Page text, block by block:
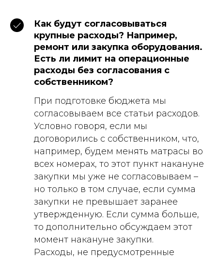
Как будут согласовываться
крупные расходы? Например,
ремонт или закупка оборудования.
Есть ли лимит на операционные
расходы без согласования с
собственником?
При подготовке бюджета мы
согласовываем все статьи расходов.
Условно говоря, если мы
договорились с собственником, что,
например, будем менять матрасы во
всех номерах, то этот пункт накануне
закупки мы уже не согласовываем –
но только в том случае, если сумма
закупки не превышает заранее
утвержденную. Если сумма больше,
то дополнительно обсуждаем этот
момент накануне закупки.
Расходы, не предусмотренные